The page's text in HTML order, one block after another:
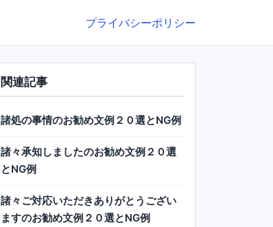
プライバシーポリシー
関連記事
諸処の事情のお勧め文例２０選とNG例
諸々承知しましたのお勧め文例２０選
とNG例
諸々ご対応いただきありがとうござい
ますのお勧め文例２０選とNG例